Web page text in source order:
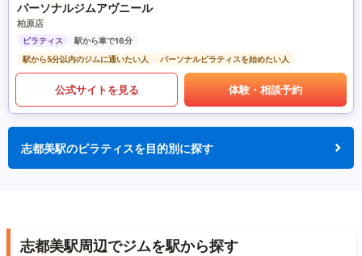
パーソナルジムアヴニール
柏原店
ピラティス
駅から車で16分
駅から5分以内のジムに通いたい人
パーソナルピラティスを始めたい人
公式サイトを見る 体験・相談予約
志都美駅のピラティスを目的別に探す
志都美駅周辺でジムを駅から探す